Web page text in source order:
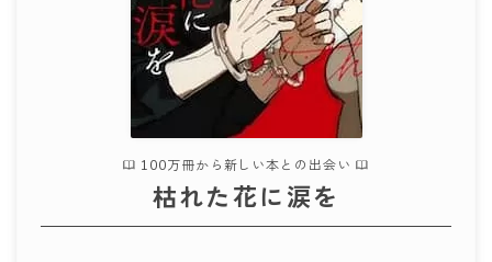
100万冊から新しい本との出会い
枯れた花に涙を